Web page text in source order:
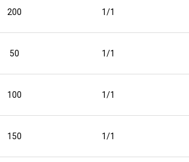
200 1/1
50 1/1
100 1/1
150 1/1